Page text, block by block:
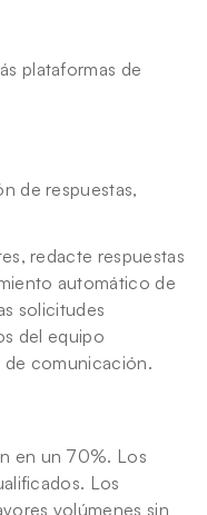
plataformas de
de respuestas,
redacte respuestas
automático de
solicitudes
del equipo
de comunicación.
en un 70%. Los
Los
volúmenes sin